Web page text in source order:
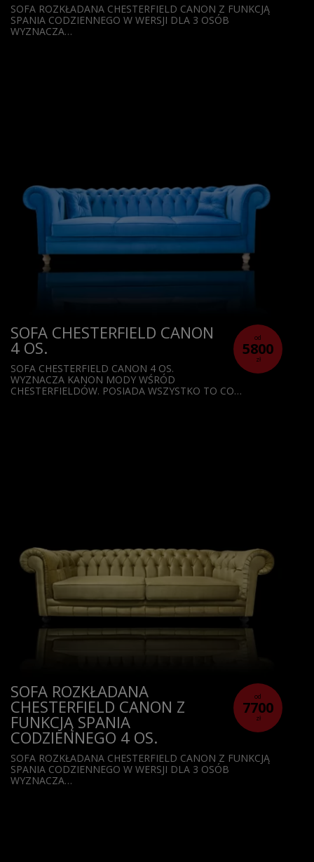
SOFA ROZKŁADANA CHESTERFIELD CANON Z FUNKCJĄ
SPANIA CODZIENNEGO W WERSJI DLA 3 OSÓB
WYZNACZA…
od
5800
zł
SOFA CHESTERFIELD CANON
4 OS.
SOFA CHESTERFIELD CANON 4 OS.
WYZNACZA KANON MODY WŚRÓD
CHESTERFIELDÓW. POSIADA WSZYSTKO TO CO…
od
7700
zł
SOFA ROZKŁADANA
CHESTERFIELD CANON Z
FUNKCJĄ SPANIA
CODZIENNEGO 4 OS.
SOFA ROZKŁADANA CHESTERFIELD CANON Z FUNKCJĄ
SPANIA CODZIENNEGO W WERSJI DLA 3 OSÓB
WYZNACZA…